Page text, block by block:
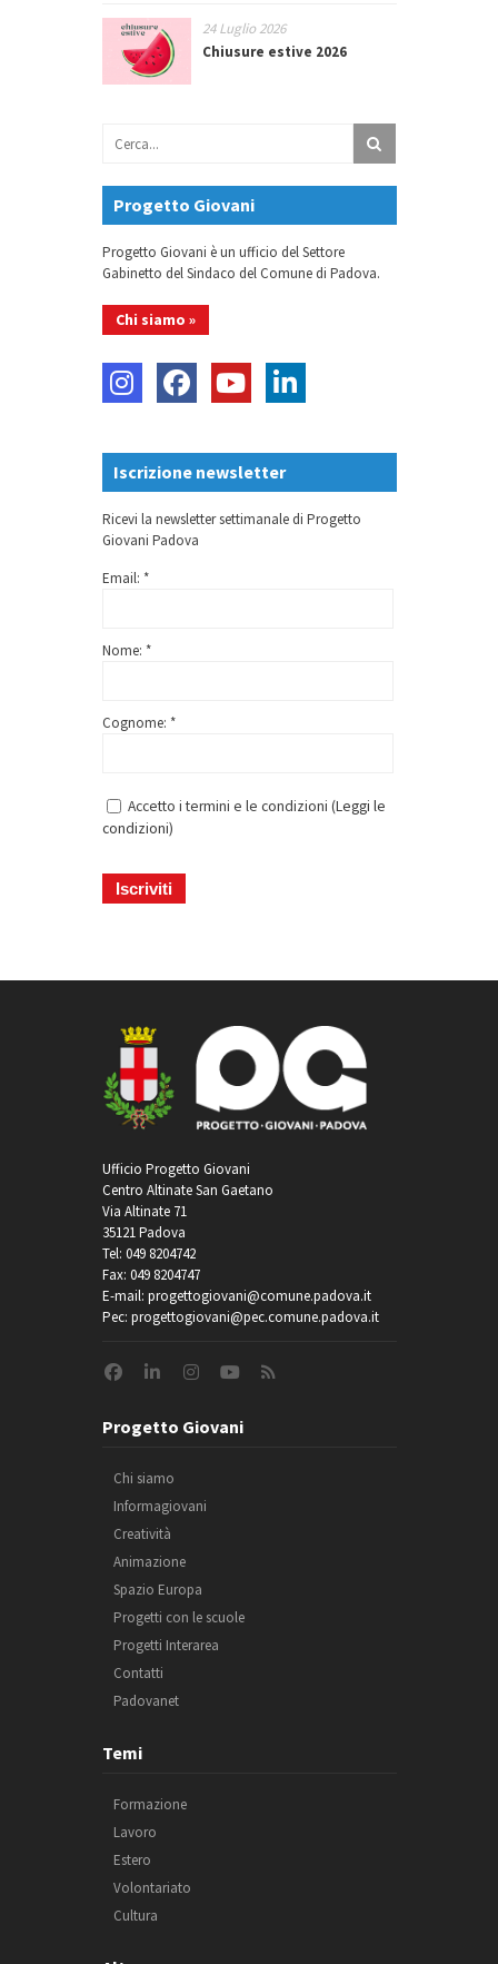
24 Luglio 2026
Chiusure estive 2026
Progetto Giovani
Progetto Giovani è un ufficio del Settore
Gabinetto del Sindaco del Comune di Padova.
Chi siamo »
Iscrizione newsletter
Ricevi la newsletter settimanale di Progetto
Giovani Padova
Email: *
Nome: *
Cognome: *
Accetto i termini e le condizioni (Leggi le
condizioni)
Ufficio Progetto Giovani
Centro Altinate San Gaetano
Via Altinate 71
35121 Padova
Tel: 049 8204742
Fax: 049 8204747
E-mail: progettogiovani@comune.padova.it
Pec: progettogiovani@pec.comune.padova.it
Progetto Giovani
Chi siamo
Informagiovani
Creatività
Animazione
Spazio Europa
Progetti con le scuole
Progetti Interarea
Contatti
Padovanet
Temi
Formazione
Lavoro
Estero
Volontariato
Cultura